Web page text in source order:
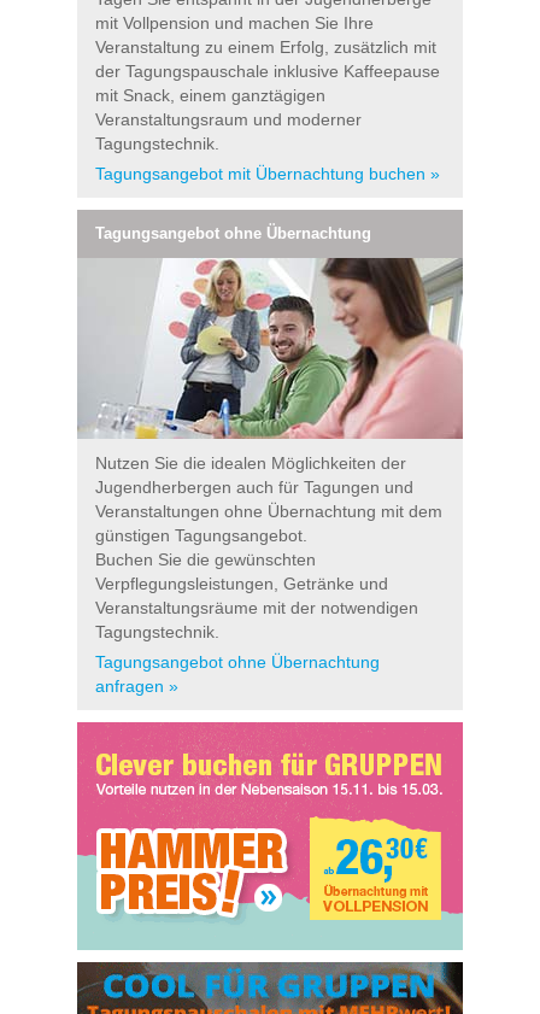
mit Vollpension und machen Sie Ihre
Veranstaltung zu einem Erfolg, zusätzlich mit
der Tagungspauschale inklusive Kaffeepause
mit Snack, einem ganztägigen
Veranstaltungsraum und moderner
Tagungstechnik.
Tagungsangebot mit Übernachtung buchen »
Tagungsangebot ohne Übernachtung
Nutzen Sie die idealen Möglichkeiten der
Jugendherbergen auch für Tagungen und
Veranstaltungen ohne Übernachtung mit dem
günstigen Tagungsangebot.
Buchen Sie die gewünschten
Verpflegungsleistungen, Getränke und
Veranstaltungsräume mit der notwendigen
Tagungstechnik.
Tagungsangebot ohne Übernachtung
anfragen »